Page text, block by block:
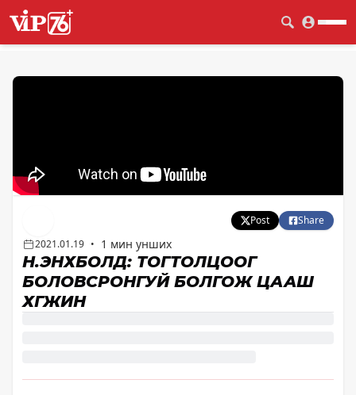
Post
Share
2021.01.19 • 1 мин унших
Н.ЭНХБОЛД: ТОГТОЛЦООГ
БОЛОВСРОНГУЙ БОЛГОЖ ЦААШ
ХӨГЖИНӨ